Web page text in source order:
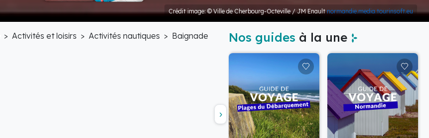
Crédit image: © Ville de Cherbourg-Octeville / JM Enaultnormandie.media.tourinsoft.eu
Activités et loisirs Activités nautiques
Baignade
Nos guides à la une